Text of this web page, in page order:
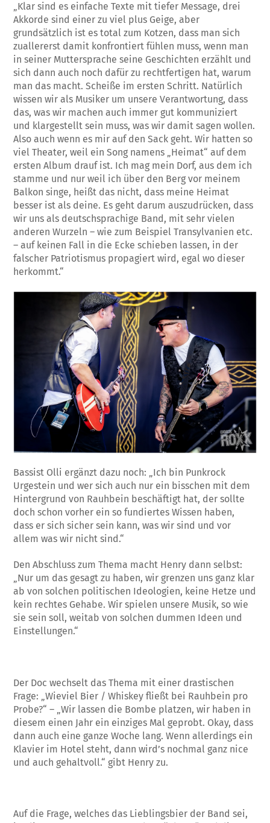
„Klar sind es einfache Texte mit tiefer Message, drei
Akkorde sind einer zu viel plus Geige, aber
grundsätzlich ist es total zum Kotzen, dass man sich
zuallererst damit konfrontiert fühlen muss, wenn man
in seiner Muttersprache seine Geschichten erzählt und
sich dann auch noch dafür zu rechtfertigen hat, warum
man das macht. Scheiße im ersten Schritt. Natürlich
wissen wir als Musiker um unsere Verantwortung, dass
das, was wir machen auch immer gut kommuniziert
und klargestellt sein muss, was wir damit sagen wollen.
Also auch wenn es mir auf den Sack geht. Wir hatten so
viel Theater, weil ein Song namens „Heimat“ auf dem
ersten Album drauf ist. Ich mag mein Dorf, aus dem ich
stamme und nur weil ich über den Berg vor meinem
Balkon singe, heißt das nicht, dass meine Heimat
besser ist als deine. Es geht darum auszudrücken, dass
wir uns als deutschsprachige Band, mit sehr vielen
anderen Wurzeln – wie zum Beispiel Transylvanien etc.
– auf keinen Fall in die Ecke schieben lassen, in der
falscher Patriotismus propagiert wird, egal wo dieser
herkommt.“
Bassist Olli ergänzt dazu noch: „Ich bin Punkrock
Urgestein und wer sich auch nur ein bisschen mit dem
Hintergrund von Rauhbein beschäftigt hat, der sollte
doch schon vorher ein so fundiertes Wissen haben,
dass er sich sicher sein kann, was wir sind und vor
allem was wir nicht sind.“
Den Abschluss zum Thema macht Henry dann selbst:
„Nur um das gesagt zu haben, wir grenzen uns ganz klar
ab von solchen politischen Ideologien, keine Hetze und
kein rechtes Gehabe. Wir spielen unsere Musik, so wie
sie sein soll, weitab von solchen dummen Ideen und
Einstellungen.“
Der Doc wechselt das Thema mit einer drastischen
Frage: „Wieviel Bier / Whiskey fließt bei Rauhbein pro
Probe?“ – „Wir lassen die Bombe platzen, wir haben in
diesem einen Jahr ein einziges Mal geprobt. Okay, dass
dann auch eine ganze Woche lang. Wenn allerdings ein
Klavier im Hotel steht, dann wird’s nochmal ganz nice
und auch gehaltvoll.“ gibt Henry zu.
Auf die Frage, welches das Lieblingsbier der Band sei,